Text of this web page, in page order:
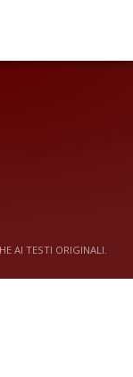
AI TESTI ORIGINALI.